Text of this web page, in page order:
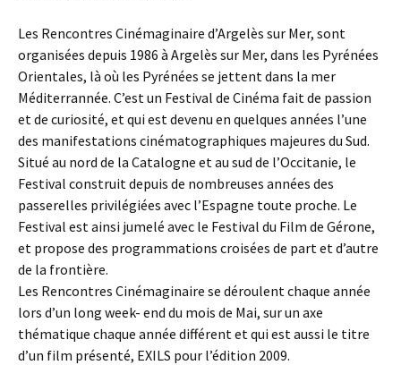
Les Rencontres Cinémaginaire d’Argelès sur Mer, sont
organisées depuis 1986 à Argelès sur Mer, dans les Pyrénées
Orientales, là où les Pyrénées se jettent dans la mer
Méditerrannée. C’est un Festival de Cinéma fait de passion
et de curiosité, et qui est devenu en quelques années l’une
des manifestations cinématographiques majeures du Sud.
Situé au nord de la Catalogne et au sud de l’Occitanie, le
Festival construit depuis de nombreuses années des
passerelles privilégiées avec l’Espagne toute proche. Le
Festival est ainsi jumelé avec le Festival du Film de Gérone,
et propose des programmations croisées de part et d’autre
de la frontière.
Les Rencontres Cinémaginaire se déroulent chaque année
lors d’un long week- end du mois de Mai, sur un axe
thématique chaque année différent et qui est aussi le titre
d’un film présenté, EXILS pour l’édition 2009.